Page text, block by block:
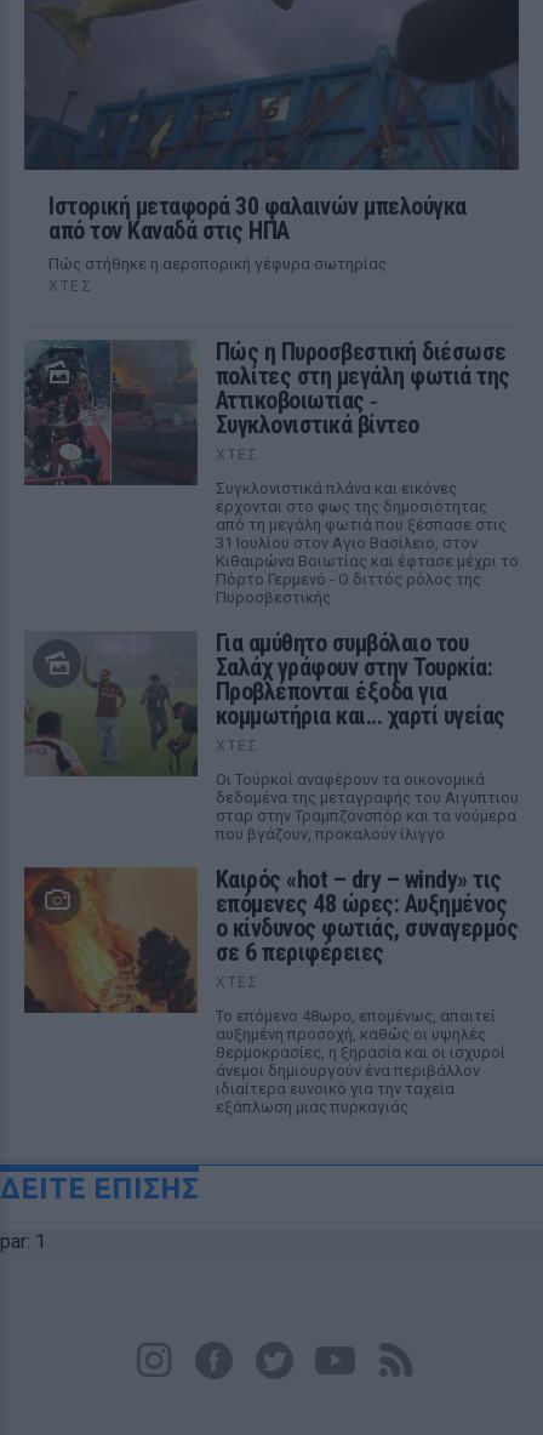
Ιστορική μεταφορά 30 φαλαινών μπελούγκα
από τον Καναδά στις ΗΠΑ
Πώς στήθηκε η αεροπορική γέφυρα σωτηρίας
ΧΤΕΣ
Πώς η Πυροσβεστική διέσωσε
πολίτες στη μεγάλη φωτιά της
Αττικοβοιωτίας ‑
Συγκλονιστικά βίντεο
ΧΤΕΣ
Συγκλονιστικά πλάνα και εικόνες
έρχονται στο φως της δημοσιότητας
από τη μεγάλη φωτιά που ξέσπασε στις
31 Ιουλίου στον Αγιο Βασίλειο, στον
Κιθαιρώνα Βοιωτίας και έφτασε μέχρι το
Πόρτο Γερμενό - Ο διττός ρόλος της
Πυροσβεστικής
Για αμύθητο συμβόλαιο του
Σαλάχ γράφουν στην Τουρκία:
Προβλέπονται έξοδα για
κομμωτήρια και... χαρτί υγείας
ΧΤΕΣ
Οι Τούρκοί αναφέρουν τα οικονομικά
δεδομένα της μεταγραφής του Αιγύπτιου
σταρ στην Τραμπζονσπόρ και τα νούμερα
που βγάζουν, προκαλούν ίλιγγο
Καιρός «hot – dry – windy» τις
επόμενες 48 ώρες: Αυξημένος
ο κίνδυνος φωτιάς, συναγερμός
σε 6 περιφέρειες
ΧΤΕΣ
Το επόμενο 48ωρο, επομένως, απαιτεί
αυξημένη προσοχή, καθώς οι υψηλές
θερμοκρασίες, η ξηρασία και οι ισχυροί
άνεμοι δημιουργούν ένα περιβάλλον
ιδιαίτερα ευνοϊκό για την ταχεία
εξάπλωση μιας πυρκαγιάς
ΔΕΙΤΕ ΕΠΙΣΗΣ
par: 1